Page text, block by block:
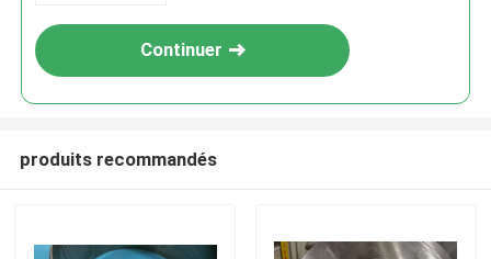
Continuer
produits recommandés